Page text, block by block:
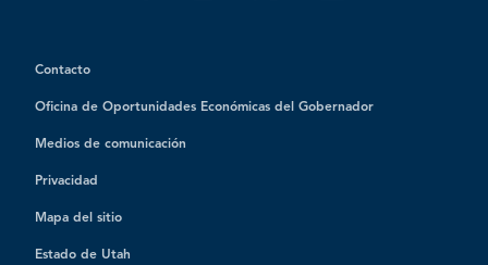
Contacto
Oficina de Oportunidades Económicas del Gobernador
Medios de comunicación
Privacidad
Mapa del sitio
Estado de Utah